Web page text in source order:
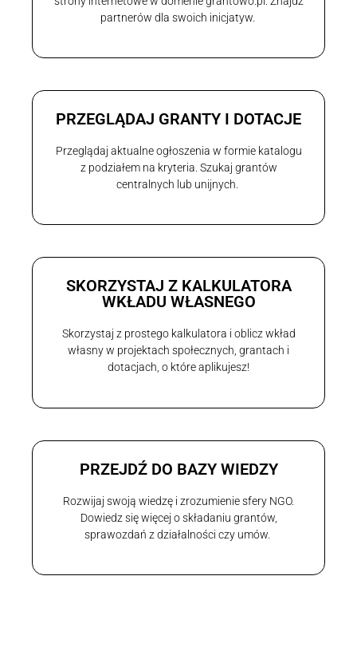
partnerów dla swoich inicjatyw.
PRZEGLĄDAJ GRANTY I DOTACJE
Przeglądaj aktualne ogłoszenia w formie katalogu
z podziałem na kryteria. Szukaj grantów
centralnych lub unijnych.
SKORZYSTAJ Z KALKULATORA
WKŁADU WŁASNEGO
Skorzystaj z prostego kalkulatora i oblicz wkład
własny w projektach społecznych, grantach i
dotacjach, o które aplikujesz!
PRZEJDŹ DO BAZY WIEDZY
Rozwijaj swoją wiedzę i zrozumienie sfery NGO.
Dowiedz się więcej o składaniu grantów,
sprawozdań z działalności czy umów.